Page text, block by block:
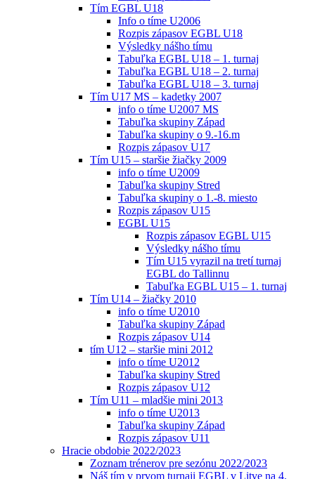
Tím EGBL U18
Info o tíme U2006
Rozpis zápasov EGBL U18
Výsledky nášho tímu
Tabuľka EGBL U18 – 1. turnaj
Tabuľka EGBL U18 – 2. turnaj
Tabuľka EGBL U18 – 3. turnaj
Tím U17 MS – kadetky 2007
info o tíme U2007 MS
Tabuľka skupiny Západ
Tabuľka skupiny o 9.-16.m
Rozpis zápasov U17
Tím U15 – staršie žiačky 2009
info o tíme U2009
Tabuľka skupiny Stred
Tabuľka skupiny o 1.-8. miesto
Rozpis zápasov U15
EGBL U15
Rozpis zápasov EGBL U15
Výsledky nášho tímu
Tím U15 vyrazil na tretí turnaj
EGBL do Tallinnu
Tabuľka EGBL U15 – 1. turnaj
Tím U14 – žiačky 2010
info o tíme U2010
Tabuľka skupiny Západ
Rozpis zápasov U14
tím U12 – staršie mini 2012
info o tíme U2012
Tabuľka skupiny Stred
Rozpis zápasov U12
Tím U11 – mladšie mini 2013
info o tíme U2013
Tabuľka skupiny Západ
Rozpis zápasov U11
Hracie obdobie 2022/2023
Zoznam trénerov pre sezónu 2022/2023
Náš tím v prvom turnaji EGBL v Litve na 4.